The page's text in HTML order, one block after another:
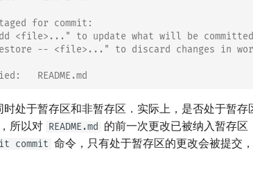
for commit:
<file>..." to update what will be
-- <file>..." to discard changes in
README.md
时处于暂存区和非暂存区．实际上，是否处于暂存
所以对 README.md
的前一次更改已被纳入暂存区
commit 命令，只有处于暂存区的更改会被提交